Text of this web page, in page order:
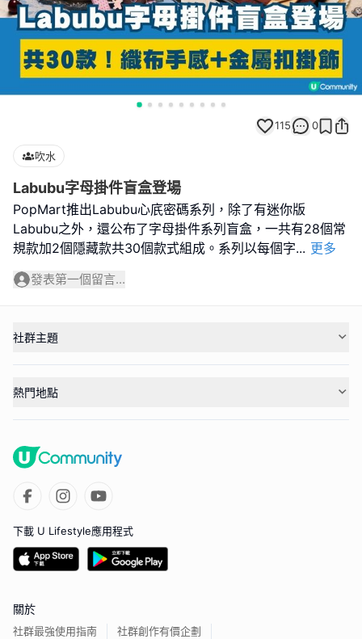
115 0
吹水
Labubu字母掛件盲盒登場
PopMart推出Labubu心㡳密碼系列，除了有迷你版
Labubu之外，還公布了字母掛件系列盲盒，一共有28個常
規款加2個隱藏款共30個款式組成。系列以每個字... 更多
發表第一個留言...
社群主題
熱門地點
下載 U Lifestyle應用程式
關於
社群最強使用指南 社群創作有價企劃